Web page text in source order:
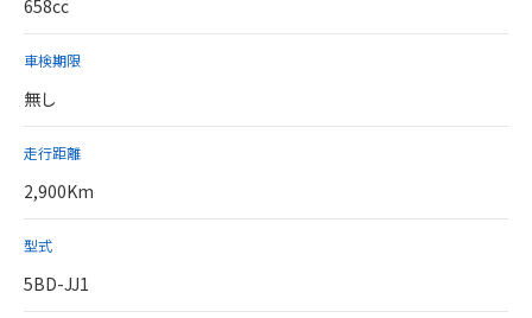
658cc
車検期限
無し
走行距離
2,900Km
型式
5BD-JJ1